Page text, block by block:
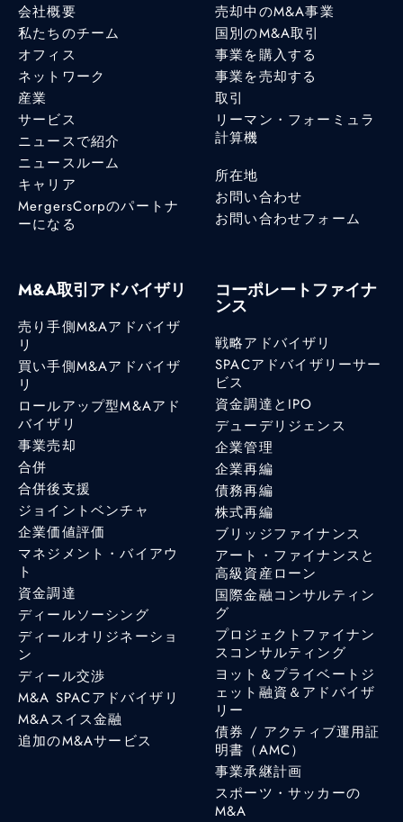
会社概要
私たちのチーム
オフィス
ネットワーク
産業
サービス
ニュースで紹介
ニュースルーム
キャリア
MergersCorpのパートナ
ーになる
売却中のM&A事業
国別のM&A取引
事業を購入する
事業を売却する
取引
リーマン・フォーミュラ
計算機
所在地
お問い合わせ
お問い合わせフォーム
M&A取引アドバイザリ
売り手側M&Aアドバイザ
リ
買い手側M&Aアドバイザ
リ
ロールアップ型M&Aアド
バイザリ
事業売却
合併
合併後支援
ジョイントベンチャ
企業価値評価
マネジメント・バイアウ
ト
資金調達
ディールソーシング
ディールオリジネーショ
ン
ディール交渉
M&A SPACアドバイザリ
M&Aスイス金融
追加のM&Aサービス
コーポレートファイナ
ンス
戦略アドバイザリ
SPACアドバイザリーサー
ビス
資金調達とIPO
デューデリジェンス
企業管理
企業再編
債務再編
株式再編
ブリッジファイナンス
アート・ファイナンスと
高級資産ローン
国際金融コンサルティン
グ
プロジェクトファイナン
スコンサルティング
ヨット＆プライベートジ
ェット融資＆アドバイザ
リー
債券 / アクティブ運用証
明書（AMC）
事業承継計画
スポーツ・サッカーの
M&A